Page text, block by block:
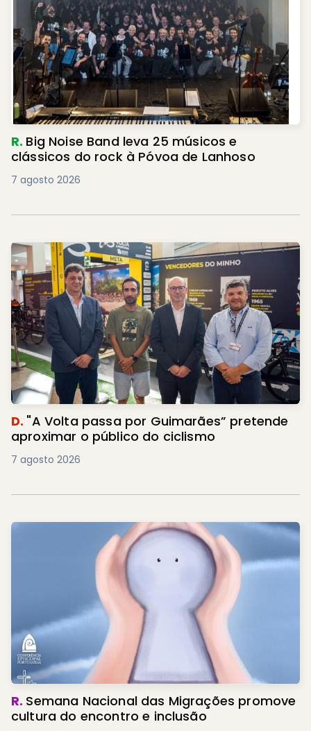
R. Big Noise Band leva 25 músicos e
clássicos do rock à Póvoa de Lanhoso
7 agosto 2026
D. "A Volta passa por Guimarães” pretende
aproximar o público do ciclismo
7 agosto 2026
R. Semana Nacional das Migrações promove
cultura do encontro e inclusão